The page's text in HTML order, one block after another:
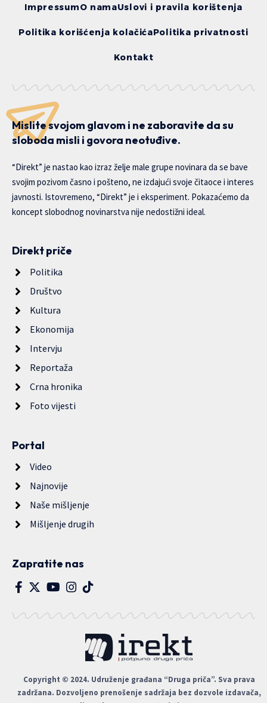
ImpressumO namaUslovi i pravila korištenja
Politika korišćenja kolačićaPolitika privatnosti
Kontakt
Mislite svojom glavom i ne zaboravite da su
sloboda misli i govora neotuđive.
“Direkt” je nastao kao izraz želje male grupe novinara da se bave
svojim pozivom časno i pošteno, ne izdajući svoje čitaoce i interes
javnosti. Istovremeno, “Direkt” je i eksperiment. Pokazaćemo da
koncept slobodnog novinarstva nije nedostižni ideal.
Direkt priče
Politika
Društvo
Kultura
Ekonomija
Intervju
Reportaža
Crna hronika
Foto vijesti
Portal
Video
Najnovije
Naše mišljenje
Mišljenje drugih
Zapratite nas
Copyright © 2024. Udruženje građana “Druga priča”. Sva prava
zadržana. Dozvoljeno prenošenje sadržaja bez dozvole izdavača,